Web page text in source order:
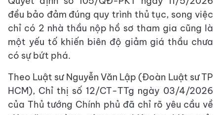
đều bảo đảm đúng quy trình thủ tục, song việc
chỉ có 2 nhà thầu nộp hồ sơ tham gia cũng là
một yếu tố khiến biên độ giảm giá thầu chưa
có sự bứt phá.
Theo Luật sư Nguyễn Văn Lập (Đoàn Luật sư TP
HCM), Chỉ thị số 12/CT-TTg ngày 03/4/2026
của Thủ tướng Chính phủ đã chỉ rõ yêu cầu về